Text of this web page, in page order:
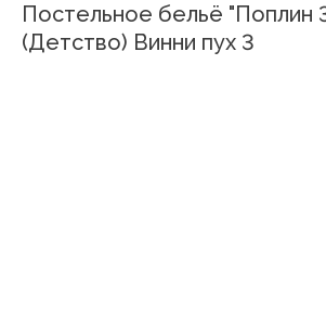
Постельное бельё "Поплин
(Детство) Винни пух 3